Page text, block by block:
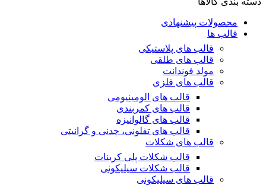
محصولات پیشنهادی
قالب ها
قالب های پلاستیکی
قالب های طلقی
مولد فوندانت
قالب های فلزی
قالب های الومینیومی
قالب های کمربندی
قالب های گالوانیزه
قالب های تفلونی، چدنی و گرانیتی
قالب های شکلات
قالب شکلات پلی کربنات
قالب شکلات سیلیکونی
قالب های سیلیکونی